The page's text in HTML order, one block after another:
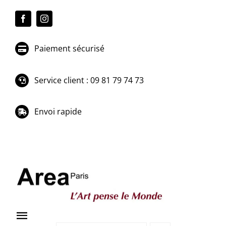
Paiement sécurisé
Service client : 09 81 79 74 73
Envoi rapide